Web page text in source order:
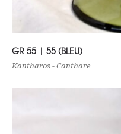
Choix des options
GR 55 | 55 (BLEU)
Kantharos - Canthare